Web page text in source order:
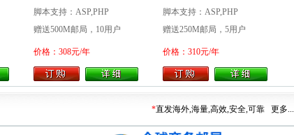
脚本支持：ASP,PHP
赠送500M邮局，10用户
价格：308元/年
脚本支持：ASP,PHP
赠送250M邮局，5用户
价格：310元/年
*直发海外,海量,高效,安全,可靠 更多...